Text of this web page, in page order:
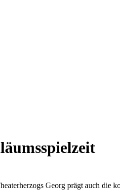
Georg prägt auch die